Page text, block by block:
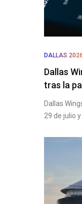
DALLAS 2026
Dallas
tras la
Dallas
29 de julio